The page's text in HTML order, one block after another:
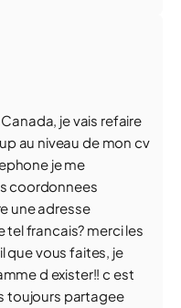
je vais refaire
au niveau de mon cv
je me
coordonnees
une adresse
tel francais? merci les
que vous faites, je
d exister!! c est
toujours partagee